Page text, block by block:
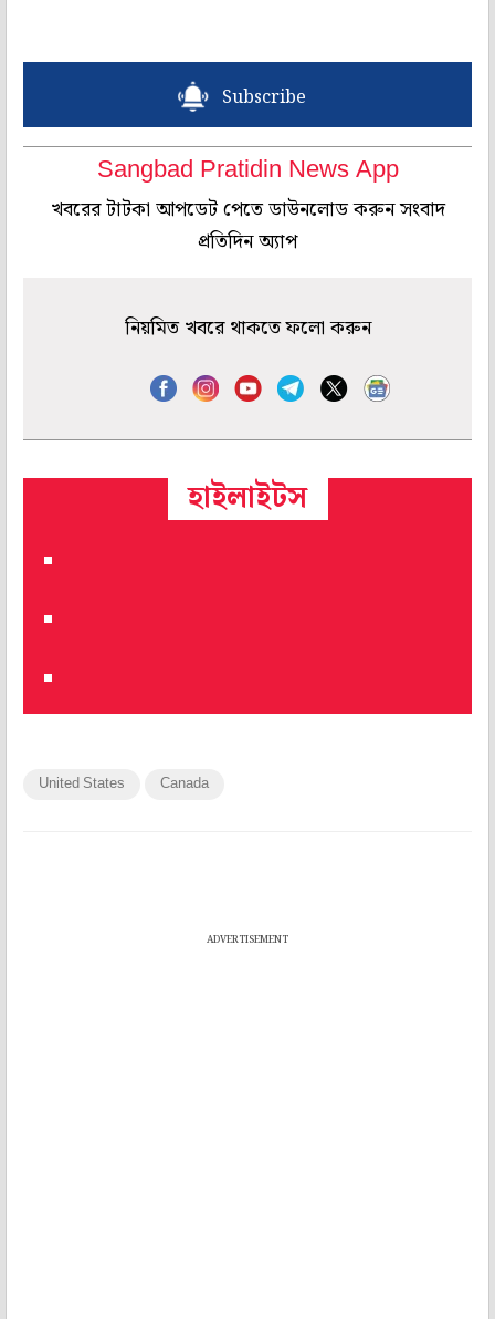
Subscribe
Sangbad Pratidin News App
খবরের টাটকা আপডেট পেতে ডাউনলোড করুন সংবাদ
প্রতিদিন অ্যাপ
নিয়মিত খবরে থাকতে ফলো করুন
হাইলাইটস
United States Canada
ADVERTISEMENT